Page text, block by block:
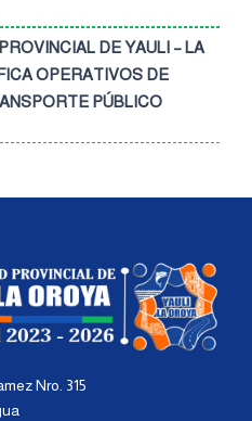
DE YAULI – LA
OPERATIVOS DE
PÚBLICO
Nro. 315